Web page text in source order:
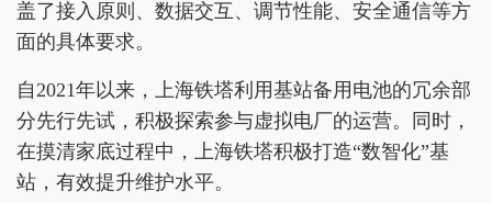
盖了接入原则、数据交互、调节性能、安全通信等方
面的具体要求。
自2021年以来，上海铁塔利用基站备用电池的冗余部
分先行先试，积极探索参与虚拟电厂的运营。同时，
在摸清家底过程中，上海铁塔积极打造“数智化”基
站，有效提升维护水平。